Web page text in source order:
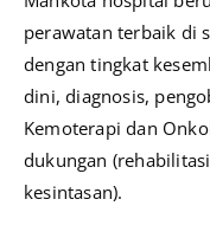
perawatan terbaik di
dengan tingkat
dini, diagnosis,
Kemoterapi dan
dukungan
kesintasan).